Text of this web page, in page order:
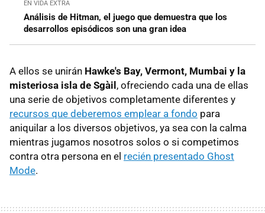
EN VIDA EXTRA
Análisis de Hitman, el juego que demuestra que los
desarrollos episódicos son una gran idea
A ellos se unirán Hawke's Bay, Vermont, Mumbai y la
misteriosa isla de Sgàil, ofreciendo cada una de ellas
una serie de objetivos completamente diferentes y
recursos que deberemos emplear a fondo para
aniquilar a los diversos objetivos, ya sea con la calma
mientras jugamos nosotros solos o si competimos
contra otra persona en el recién presentado Ghost
Mode.